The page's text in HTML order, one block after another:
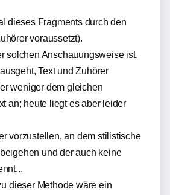
dieses Fragments durch den
voraussetzt).
solchen Anschauungsweise ist,
Text und Zuhörer
weniger dem gleichen
an; heute liegt es aber leider
vorzustellen, an dem stilistische
und der auch keine
dieser Methode wäre ein